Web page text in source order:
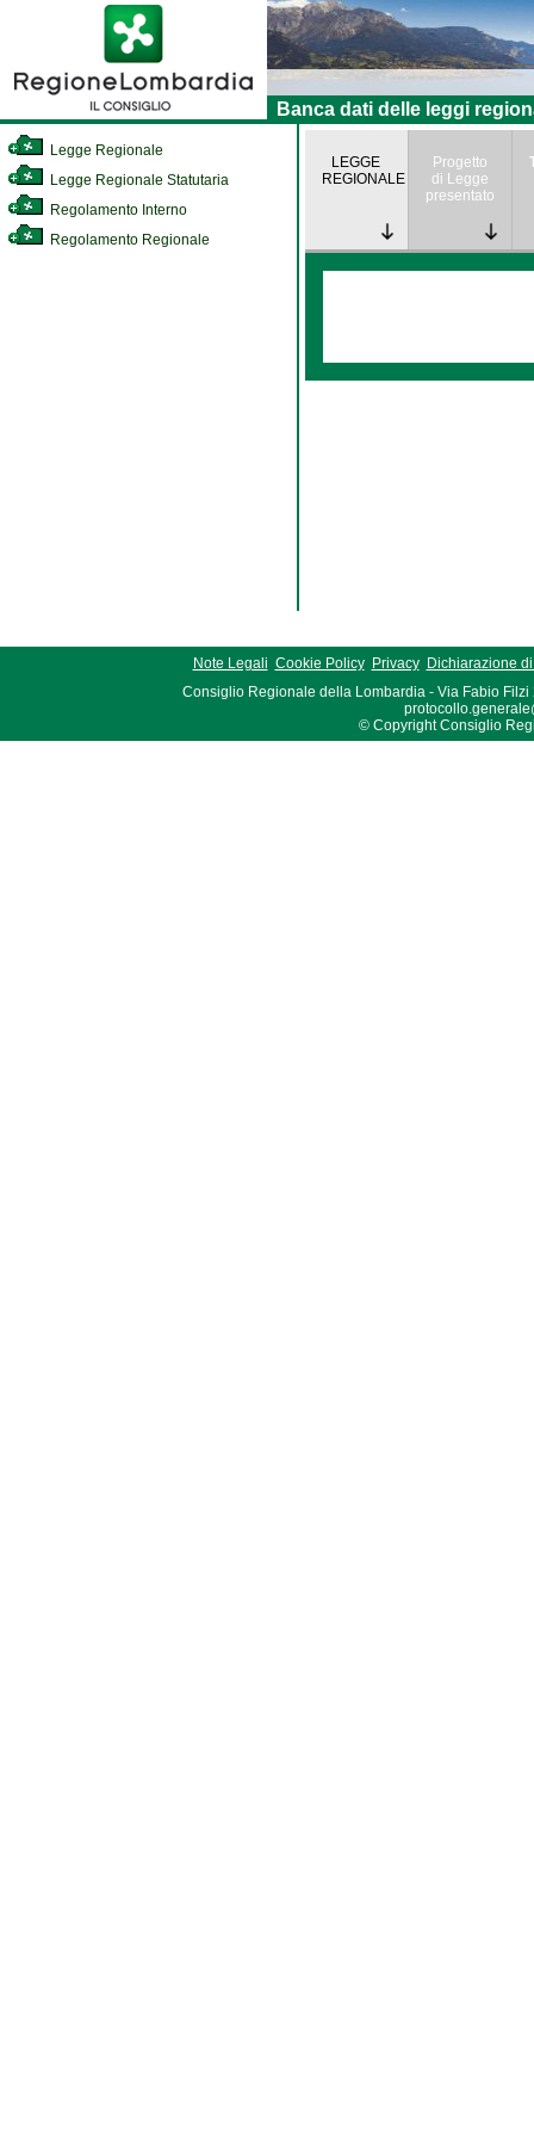
Banca dati delle leggi
Legge Regionale
Legge Regionale Statutaria
Regolamento Interno
Regolamento Regionale
LEGGE
REGIONALE
Progetto
di Legge
presentato
Note Legali Cookie Policy Privacy
Dichiarazione
Consiglio Regionale della Lombardia - Via Fabio Filzi
© Copyright Consiglio